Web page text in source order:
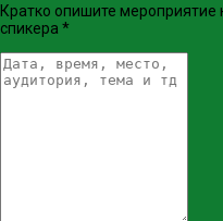
Кратко опишите мероприятие
спикера *